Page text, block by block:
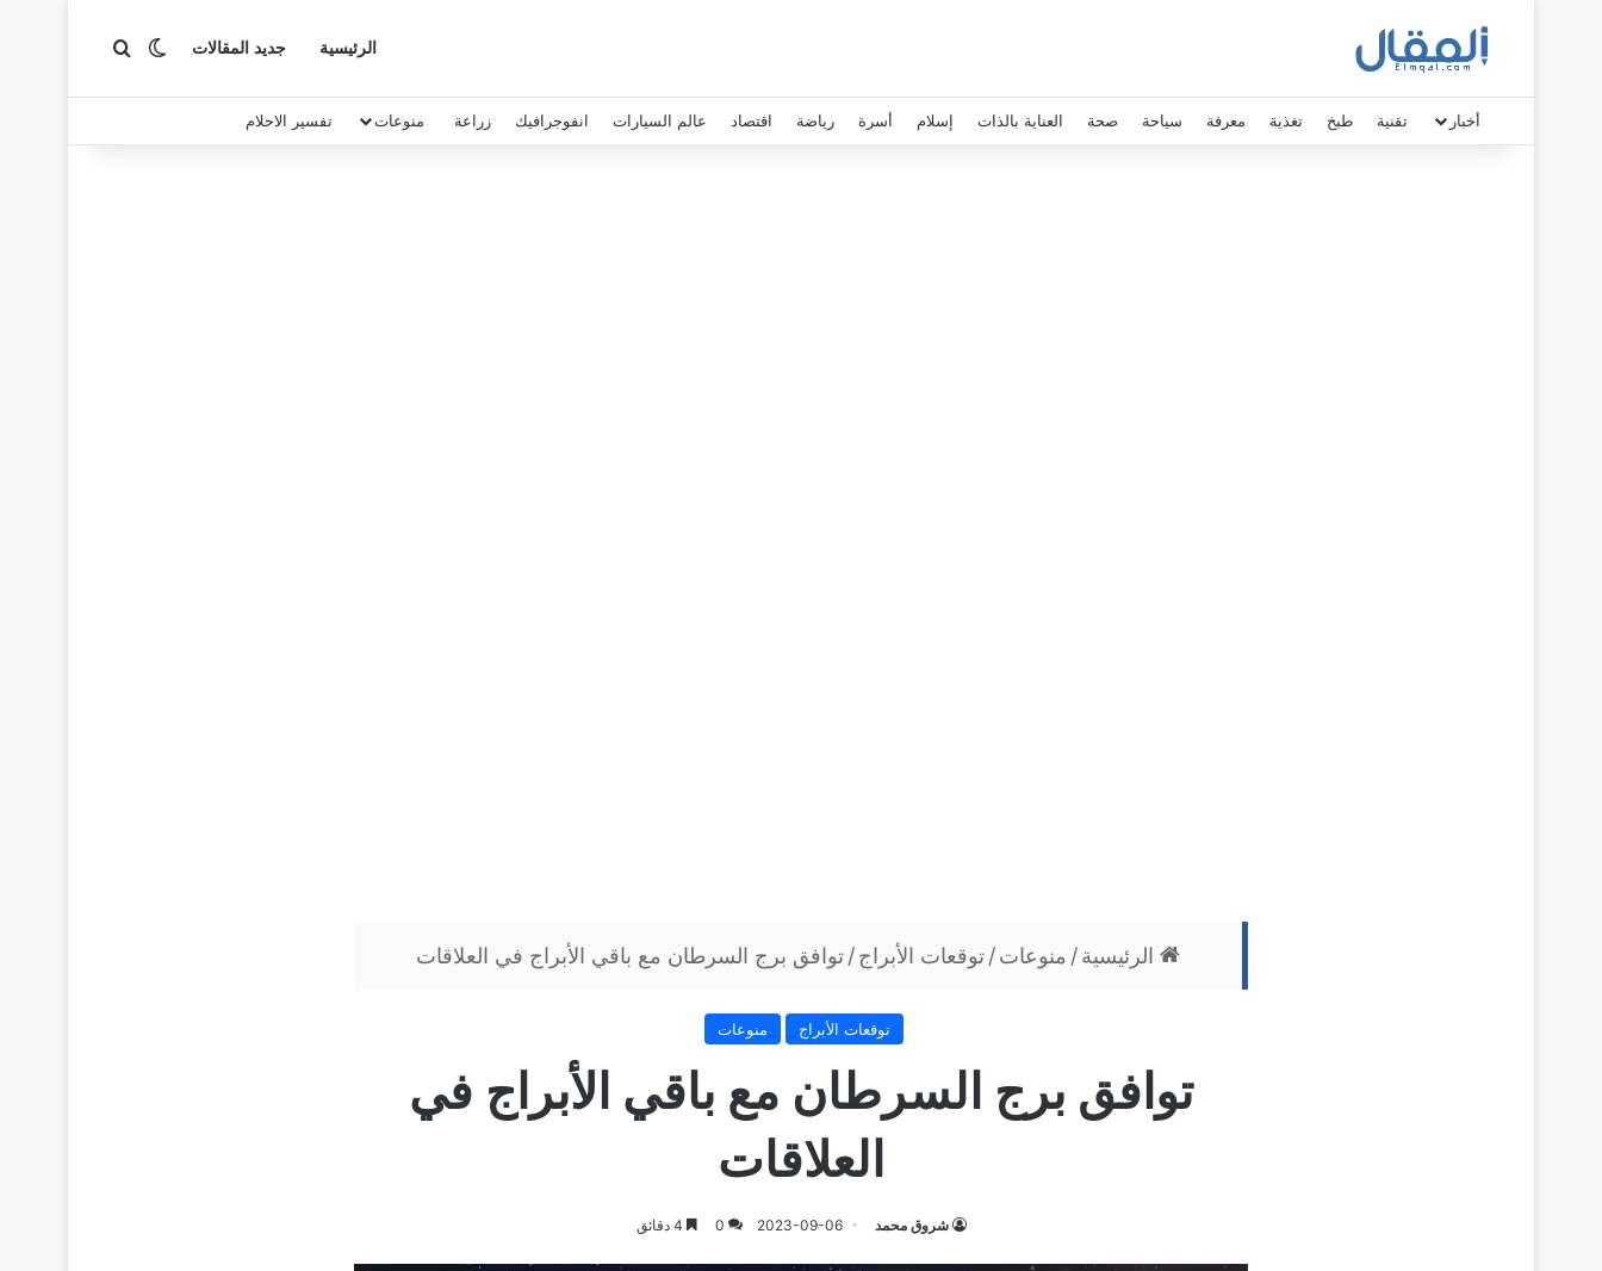
الرئيسية جديد المقالات الوضع المظلم
بحث عن
أخبار تقنية طبخ تغذية معرفة سياحة صحة العناية بالذات إسلام أسرة رياضة اقتصاد عالم السيارات انفوجرافيك زراعة منوعات تفسير الاحلام
الرئيسية/ منوعات/توقعات الأبراج/توافق برج السرطان مع باقي الأبراج في العلاقات
توقعات الأبراج منوعات
توافق برج السرطان مع باقي الأبراج في
العلاقات
شروق محمد 2023-09-06
0